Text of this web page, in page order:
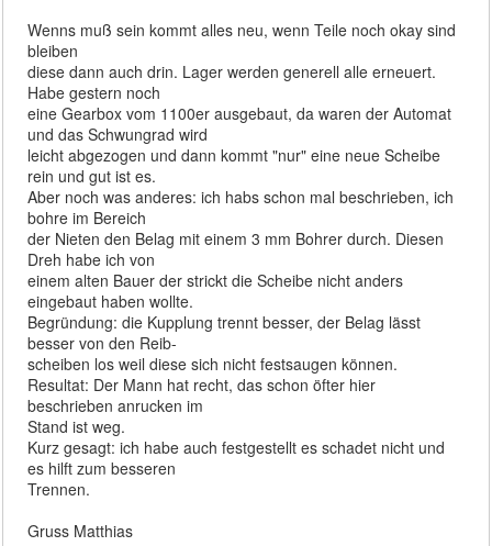
Wenns muß sein kommt alles neu, wenn Teile noch okay sind
bleiben
diese dann auch drin. Lager werden generell alle erneuert.
Habe gestern noch
eine Gearbox vom 1100er ausgebaut, da waren der Automat
und das Schwungrad wird
leicht abgezogen und dann kommt "nur" eine neue Scheibe
rein und gut ist es.
Aber noch was anderes: ich habs schon mal beschrieben, ich
bohre im Bereich
der Nieten den Belag mit einem 3 mm Bohrer durch. Diesen
Dreh habe ich von
einem alten Bauer der strickt die Scheibe nicht anders
eingebaut haben wollte.
Begründung: die Kupplung trennt besser, der Belag lässt
besser von den Reib-
scheiben los weil diese sich nicht festsaugen können.
Resultat: Der Mann hat recht, das schon öfter hier
beschrieben anrucken im
Stand ist weg.
Kurz gesagt: ich habe auch festgestellt es schadet nicht und
es hilft zum besseren
Trennen.
Gruss Matthias